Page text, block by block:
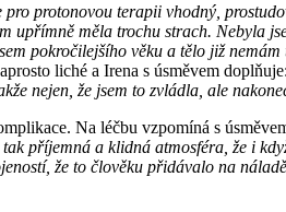
protonovou terapii vhodný,
upřímně měla trochu strach. Nebyla
pokročilejšího věku a tělo již
liché a Irena s úsměvem
nejen, že jsem to zvládla, ale
Na léčbu vzpomíná s
příjemná a klidná atmosféra, že i
že to člověku přidávalo na